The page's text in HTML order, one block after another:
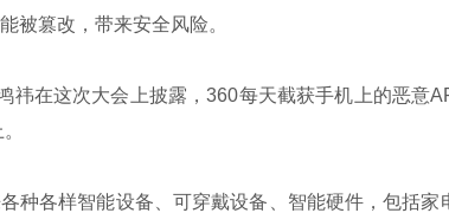
被篡改，带来安全风险。
在这次大会上披露，360每天截获手机上的恶意
种各样智能设备、可穿戴设备、智能硬件，包括